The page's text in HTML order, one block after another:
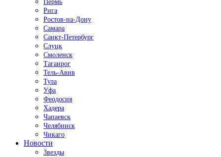
Пермь
Рига
Ростов-на-Дону
Самара
Санкт-Петербург
Слуцк
Смоленск
Таганрог
Тель-Авив
Тула
Уфа
Феодосия
Хадера
Чапаевск
Челябинск
Чикаго
Новости
Звезды